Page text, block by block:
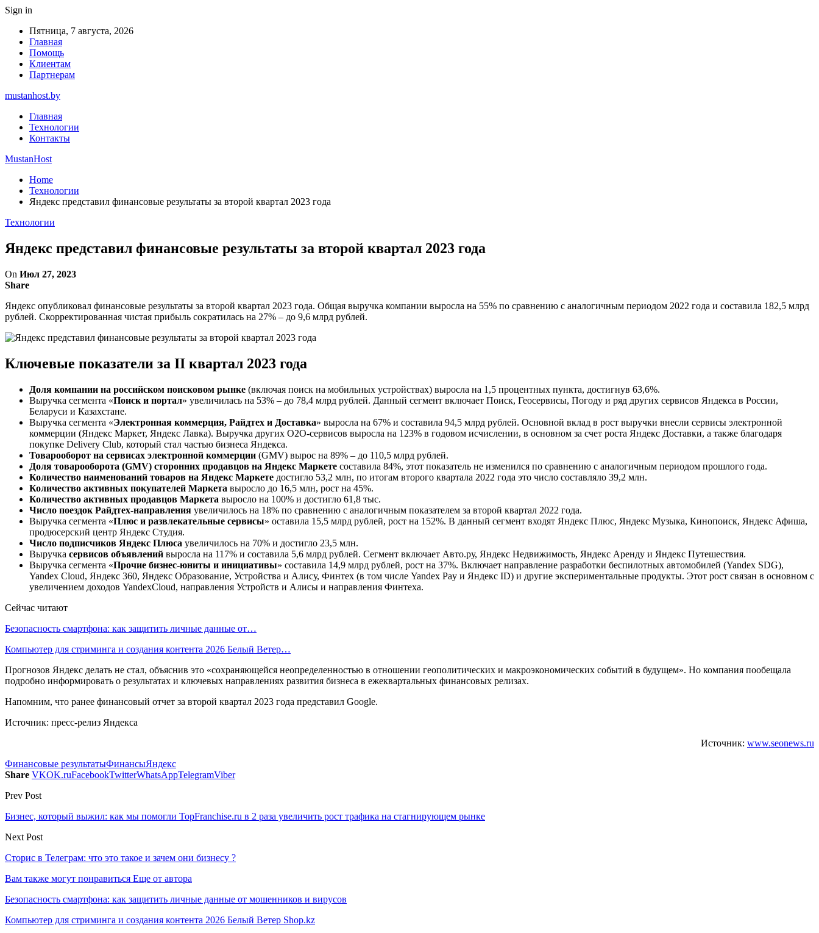
Sign in
Пятница, 7 августа, 2026
Главная
Помощь
Клиентам
Партнерам
mustanhost.by
Главная
Технологии
Контакты
MustanHost
Home
Технологии
Яндекс представил финансовые результаты за второй квартал 2023 года
Технологии
Яндекс представил финансовые результаты за второй квартал 2023 года
On Июл 27, 2023
Share
Яндекс опубликовал финансовые результаты за второй квартал 2023 года. Общая выручка компании выросла на 55% по сравнению с аналогичным периодом 2022 года и составила 182,5 млрд
рублей. Скорректированная чистая прибыль сократилась на 27% – до 9,6 млрд рублей.
Ключевые показатели за II квартал 2023 года
Доля компании на российском поисковом рынке (включая поиск на мобильных устройствах) выросла на 1,5 процентных пункта, достигнув 63,6%.
Выручка сегмента «Поиск и портал» увеличилась на 53% – до 78,4 млрд рублей. Данный сегмент включает Поиск, Геосервисы, Погоду и ряд других сервисов Яндекса в России,
Беларуси и Казахстане.
Выручка сегмента «Электронная коммерция, Райдтех и Доставка» выросла на 67% и составила 94,5 млрд рублей. Основной вклад в рост выручки внесли сервисы электронной
коммерции (Яндекс Маркет, Яндекс Лавка). Выручка других O2O-сервисов выросла на 123% в годовом исчислении, в основном за счет роста Яндекс Доставки, а также благодаря
покупке Delivery Club, который стал частью бизнеса Яндекса.
Товарооборот на сервисах электронной коммерции (GMV) вырос на 89% – до 110,5 млрд рублей.
Доля товарооборота (GMV) сторонних продавцов на Яндекс Маркете составила 84%, этот показатель не изменился по сравнению с аналогичным периодом прошлого года.
Количество наименований товаров на Яндекс Маркете достигло 53,2 млн, по итогам второго квартала 2022 года это число составляло 39,2 млн.
Количество активных покупателей Маркета выросло до 16,5 млн, рост на 45%.
Количество активных продавцов Маркета выросло на 100% и достигло 61,8 тыс.
Число поездок Райдтех-направления увеличилось на 18% по сравнению с аналогичным показателем за второй квартал 2022 года.
Выручка сегмента «Плюс и развлекательные сервисы» оставила 15,5 млрд рублей, рост на 152%. В данный сегмент входят Яндекс Плюс, Яндекс Музыка, Кинопоиск, Яндекс Афиша,
продюсерский центр Яндекс Студия.
Число подписчиков Яндекс Плюса увеличилось на 70% и достигло 23,5 млн.
Выручка сервисов объявлений выросла на 117% и составила 5,6 млрд рублей. Сегмент включает Авто.ру, Яндекс Недвижимость, Яндекс Аренду и Яндекс Путешествия.
Выручка сегмента «Прочие бизнес-юниты и инициативы» составила 14,9 млрд рублей, рост на 37%. Включает направление разработки беспилотных автомобилей (Yandex SDG),
Yandex Cloud, Яндекс 360, Яндекс Образование, Устройства и Алису, Финтех (в том числе Yandex Pay и Яндекс ID) и другие экспериментальные продукты. Этот рост связан в основном с
увеличением доходов YandexCloud, направления Устройств и Алисы и направления Финтеха.
Сейчас читают
Безопасность смартфона: как защитить личные данные от…
Компьютер для стриминга и создания контента 2026 Белый Ветер…
Прогнозов Яндекс делать не стал, объяснив это «сохраняющейся неопределенностью в отношении геополитических и макроэкономических событий в будущем». Но компания пообещала
подробно информировать о результатах и ключевых направлениях развития бизнеса в ежеквартальных финансовых релизах.
Напомним, что ранее финансовый отчет за второй квартал 2023 года представил Google.
Источник: пресс-релиз Яндекса
Источник: www.seonews.ru
Финансовые результатыФинансыЯндекс
Share VKOK.ruFacebookTwitterWhatsAppTelegramViber
Prev Post
Бизнес, который выжил: как мы помогли TopFranchise.ru в 2 раза увеличить рост трафика на стагнирующем рынке
Next Post
Сторис в Телеграм: что это такое и зачем они бизнесу ?
Вам также могут понравиться Еще от автора
Безопасность смартфона: как защитить личные данные от мошенников и вирусов
Компьютер для стриминга и создания контента 2026 Белый Ветер Shop.kz